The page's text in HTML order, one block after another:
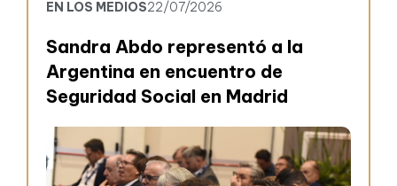
EN LOS MEDIOS22/07/2026
Sandra Abdo representó a la
Argentina en encuentro de
Seguridad Social en Madrid